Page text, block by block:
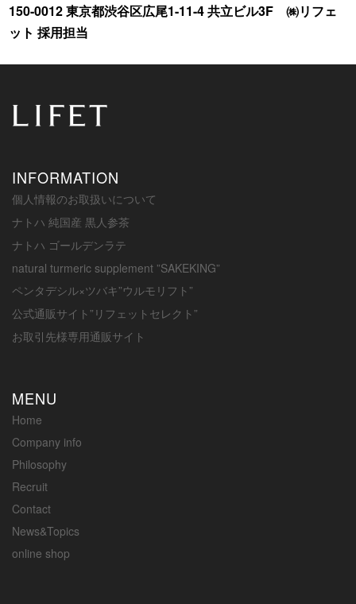
150-0012 東京都渋谷区広尾1-11-4 共立ビル3F ㈱リフェ
ット 採用担当
INFORMATION
個人情報のお取扱いについて
ナトハ 純国産 黒人参茶
ナトハ ゴールデンラテ
natural turmeric supplement ”SAKEKING”
ペンタデシル×ツバキ”ウルモリフト”
公式通販サイト”リフェットセレクト”
お取引先様専用通販サイト
MENU
Home
Company info
Philosophy
Recruit
Contact
News&Topics
online shop